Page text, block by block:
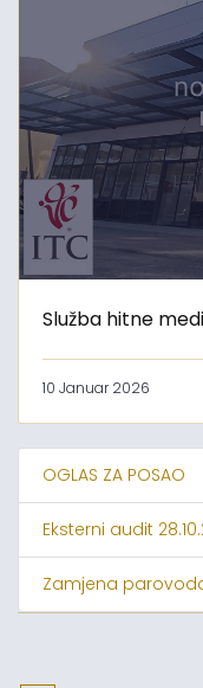
Služba hitne
10 Januar 2026
OGLAS ZA POSAO
Eksterni audit
Zamjena